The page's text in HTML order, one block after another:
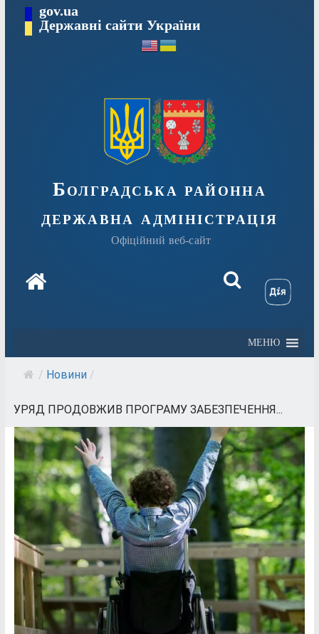
Перейтиgov.ua
Державні сайти України
Болградська районна
державна адміністрація
Офіційний веб-сайт
МЕНЮ
/ Новини /
УРЯД ПРОДОВЖИВ ПРОГРАМУ ЗАБЕЗПЕЧЕННЯ...